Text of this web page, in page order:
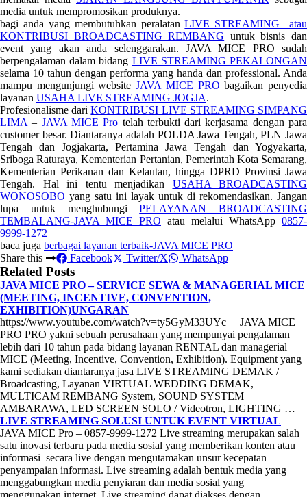
media untuk mempromosikan produknya.
bagi anda yang membutuhkan peralatanLIVE STREAMING atau
KONTRIBUSI BROADCASTING REMBANG untuk bisnis dan
event yang akan anda selenggarakan. JAVA MICE PRO sudah
berpengalaman dalam bidang LIVE STREAMING PEKALONGAN
selama 10 tahun dengan performa yang handa dan professional. Anda
mampu mengunjungi websiteJAVA MICE PRO bagaikan penyedia
layanan USAHA LIVE STREAMING JOGJA.
Profesionalisme dariKONTRIBUSI LIVE STREAMING SIMPANG
LIMA – JAVA MICE Pro telah terbukti dari kerjasama dengan para
customer besar. Diantaranya adalah POLDA Jawa Tengah, PLN Jawa
Tengah dan Jogjakarta, Pertamina Jawa Tengah dan Yogyakarta,
Sriboga Raturaya, Kementerian Pertanian, Pemerintah Kota Semarang,
Kementerian Perikanan dan Kelautan, hingga DPRD Provinsi Jawa
Tengah. Hal ini tentu menjadikan USAHA BROADCASTING
WONOSOBO yang satu ini layak untuk di rekomendasikan. Jangan
lupa untuk menghubungiPELAYANAN BROADCASTING
TEMBALANG-JAVA MICE PRO atau melalui WhatsApp 0857-
9999-1272
baca juga berbagai layanan terbaik-JAVA MICE PRO
Share this
Facebook Twitter/X WhatsApp
Related Posts
JAVA MICE PRO – SERVICE SEWA & MANAGERIAL MICE
(MEETING, INCENTIVE, CONVENTION,
EXHIBITION)UNGARAN
https://www.youtube.com/watch?v=ty5GyM33UYc JAVA MICE
PRO PRO yakni sebuah perusahaan yang mempunyai pengalaman
lebih dari 10 tahun pada bidang layanan RENTAL dan managerial
MICE (Meeting, Incentive, Convention, Exhibition). Equipment yang
kami sediakan diantaranya jasa LIVE STREAMING DEMAK /
Broadcasting, Layanan VIRTUAL WEDDING DEMAK,
MULTICAM REMBANG System, SOUND SYSTEM
AMBARAWA, LED SCREEN SOLO / Videotron, LIGHTING …
LIVE STREAMING SOLUSI UNTUK EVENT VIRTUAL
JAVA MICE Pro – 0857-9999-1272 Live streaming merupakan salah
satu inovasi terbaru pada media sosial yang memberikan konten atau
informasi secara live dengan mengutamakan unsur kecepatan
penyampaian informasi. Live streaming adalah bentuk media yang
menggabungkan media penyiaran dan media sosial yang
menggunakan internet. Live streaming dapat diakses dengan